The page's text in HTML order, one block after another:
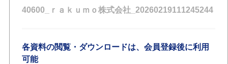
40600_ｒａｋｕｍｏ株式会社_20260219111245244
各資料の閲覧・ダウンロードは、会員登録後に利用
可能